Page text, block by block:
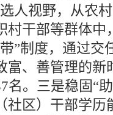
人视野，从农
村干部等群体中
”制度，通过交
富、善管理的新
名。三是稳固“
社区）干部学历